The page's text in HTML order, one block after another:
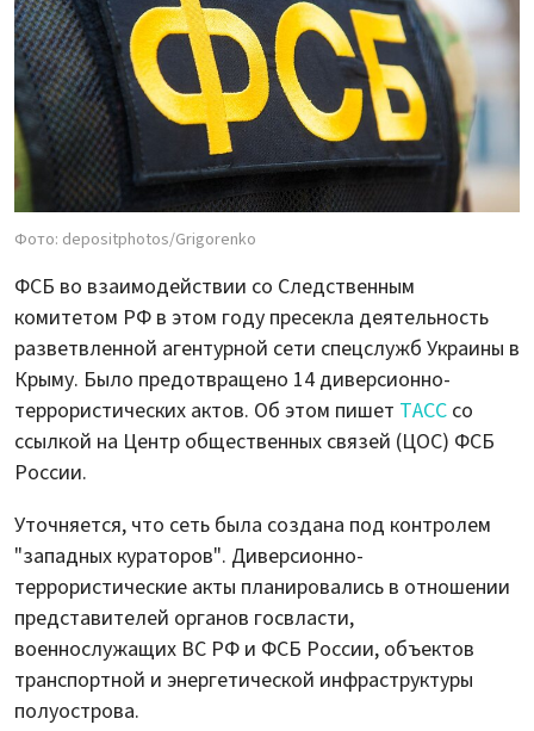
Фото: depositphotos/Grigorenko
ФСБ во взаимодействии со Следственным
комитетом РФ в этом году пресекла деятельность
разветвленной агентурной сети спецслужб Украины в
Крыму. Было предотвращено 14 диверсионно-
террористических актов. Об этом пишет ТАСС со
ссылкой на Центр общественных связей (ЦОС) ФСБ
России.
Уточняется, что сеть была создана под контролем
"западных кураторов". Диверсионно-
террористические акты планировались в отношении
представителей органов госвласти,
военнослужащих ВС РФ и ФСБ России, объектов
транспортной и энергетической инфраструктуры
полуострова.